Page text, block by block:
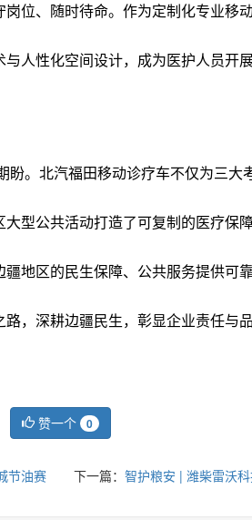
位、随时待命。作为定制化专业移
人性化空间设计，成为医护人员开
盼。北汽福田移动诊疗车不仅为三大
型公共活动打造了可复制的医疗保
地区的民生保障、公共服务提供可
，深耕边疆民生，彰显企业责任与品
赞一个 0
节油赛
下一篇： 智护粮安 | 潍柴雷沃